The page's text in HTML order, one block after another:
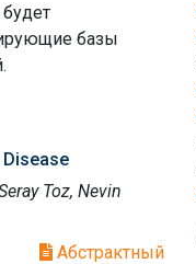
базы
Toz, Nevin
Абстрактный